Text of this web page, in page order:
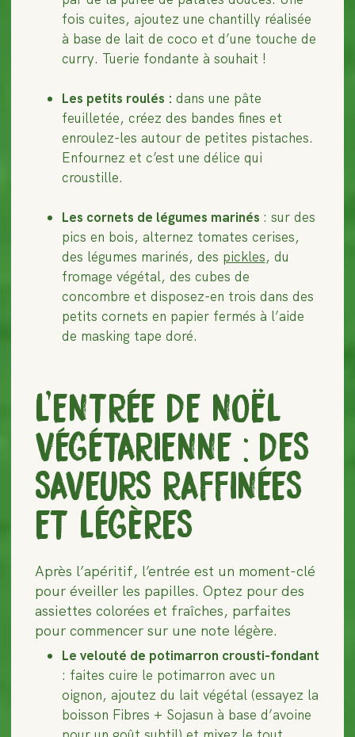
fois cuites, ajoutez une chantilly réalisée
à base de lait de coco et d’une touche de
curry. Tuerie fondante à souhait !
Les petits roulés : dans une pâte
feuilletée, créez des bandes fines et
enroulez-les autour de petites pistaches.
Enfournez et c’est une délice qui
croustille.
Les cornets de légumes marinés : sur des
pics en bois, alternez tomates cerises,
des légumes marinés, des pickles, du
fromage végétal, des cubes de
concombre et disposez-en trois dans des
petits cornets en papier fermés à l’aide
de masking tape doré.
L’ENTRÉE DE NOËL
VÉGÉTARIENNE : DES
SAVEURS RAFFINÉES
ET LÉGÈRES
Après l’apéritif, l’entrée est un moment-clé
pour éveiller les papilles. Optez pour des
assiettes colorées et fraîches, parfaites
pour commencer sur une note légère.
Le velouté de potimarron crousti-fondant
: faites cuire le potimarron avec un
oignon, ajoutez du lait végétal (essayez la
boisson Fibres + Sojasun à base d’avoine